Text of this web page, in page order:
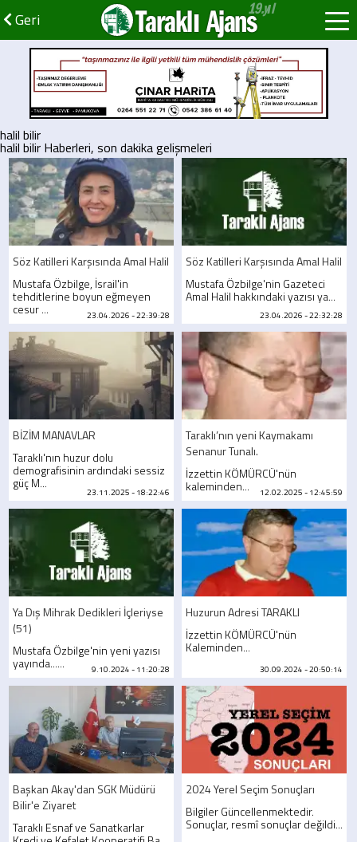
Geri Taraklı Ajans
halil bilir
halil bilir Haberleri, son dakika gelişmeleri
Söz Katilleri Karşısında Amal Halil
Mustafa Özbilge, İsrail'in
tehditlerine boyun eğmeyen
cesur ... 23.04.2026 - 22:39:28
Söz Katilleri Karşısında Amal Halil
Mustafa Özbilge'nin Gazeteci
Amal Halil hakkındaki yazısı ya...
23.04.2026 - 22:32:28
BİZİM MANAVLAR
Taraklı'nın huzur dolu
demografisinin ardındaki sessiz
güç M...
23.11.2025 - 18:22:46
Taraklı’nın yeni Kaymakamı
Senanur Tunalı.
İzzettin KÖMÜRCÜ'nün
kaleminden... 12.02.2025 - 12:45:59
Ya Dış Mihrak Dedikleri İçleriyse
(51)
Mustafa Özbilge'nin yeni yazısı
yayında...... 9.10.2024 - 11:20:28
Huzurun Adresi TARAKLI
İzzettin KÖMÜRCÜ'nün
Kaleminden...
30.09.2024 - 20:50:14
Başkan Akay'dan SGK Müdürü
Bilir'e Ziyaret
Taraklı Esnaf ve Sanatkarlar
2024 Yerel Seçim Sonuçları
Bilgiler Güncellenmektedir.
Sonuçlar, resmî sonuçlar değildi...